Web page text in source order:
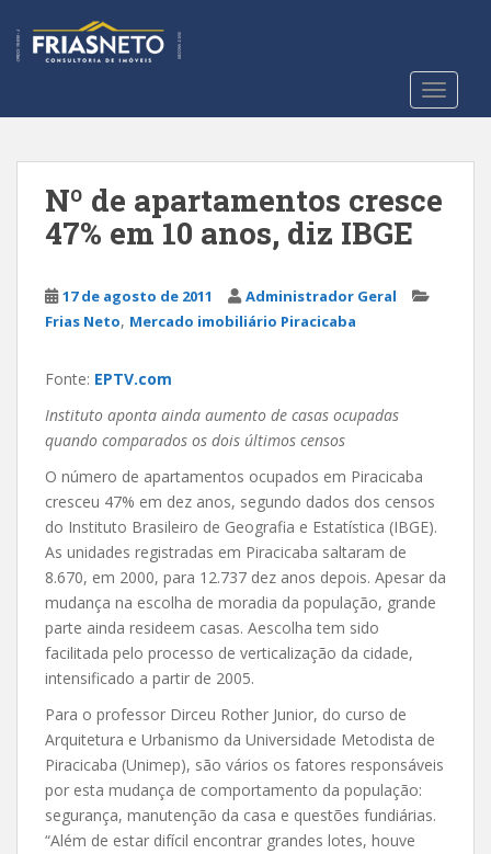
t
Nº de apartamentos cresce
47% em 10 anos, diz IBGE
17 de agosto de 2011
Administrador Geral
Frias Neto, Mercado imobiliário Piracicaba
Fonte: EPTV.com
Instituto aponta ainda aumento de casas ocupadas
quando comparados os dois últimos censos
O número de apartamentos ocupados em Piracicaba
cresceu 47% em dez anos, segundo dados dos censos
do Instituto Brasileiro de Geografia e Estatística (IBGE).
As unidades registradas em Piracicaba saltaram de
8.670, em 2000, para 12.737 dez anos depois. Apesar da
mudança na escolha de moradia da população, grande
parte ainda resideem casas. Aescolha tem sido
facilitada pelo processo de verticalização da cidade,
intensificado a partir de 2005.
Para o professor Dirceu Rother Junior, do curso de
Arquitetura e Urbanismo da Universidade Metodista de
Piracicaba (Unimep), são vários os fatores responsáveis
por esta mudança de comportamento da população:
segurança, manutenção da casa e questões fundiárias.
“Além de estar difícil encontrar grandes lotes, houve